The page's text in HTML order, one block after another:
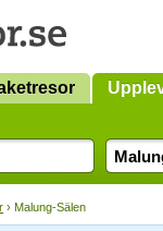
› Malung-Sälen